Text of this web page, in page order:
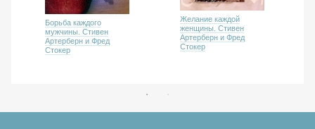
Борьба каждого
мужчины. Стивен
Артерберн и Фред
Стокер
Желание каждой
женщины. Стивен
Артерберн и Фред
Стокер